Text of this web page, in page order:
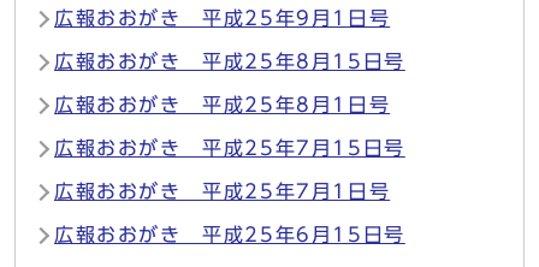
広報おおがき 平成25年9月1日号
広報おおがき 平成25年8月15日号
広報おおがき 平成25年8月1日号
広報おおがき 平成25年7月15日号
広報おおがき 平成25年7月1日号
広報おおがき 平成25年6月15日号